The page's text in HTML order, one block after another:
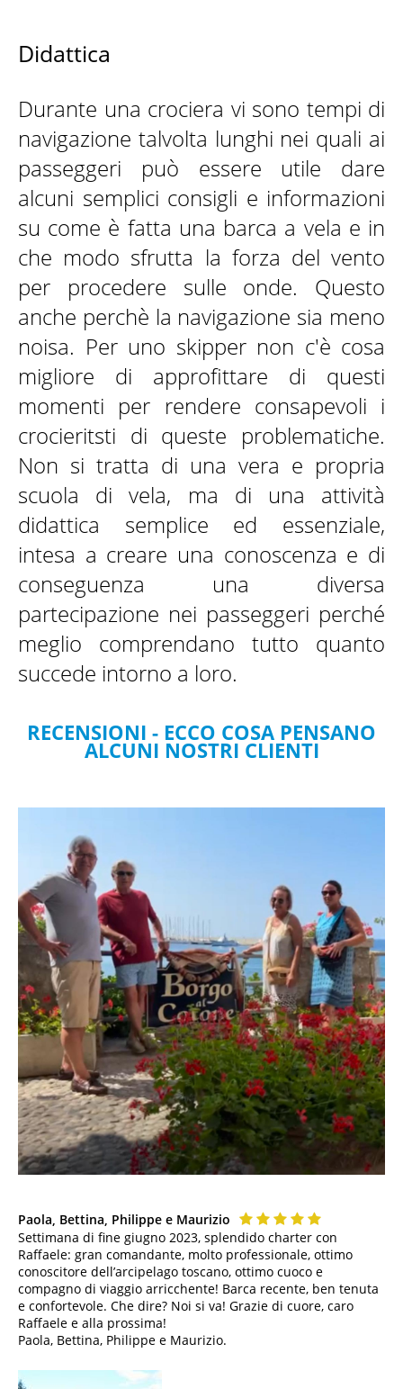
Didattica
Durante una crociera vi sono tempi di
navigazione talvolta lunghi nei quali ai
passeggeri può essere utile dare
alcuni semplici consigli e informazioni
su come è fatta una barca a vela e in
che modo sfrutta la forza del vento
per procedere sulle onde. Questo
anche perchè la navigazione sia meno
noisa. Per uno skipper non c'è cosa
migliore di approfittare di questi
momenti per rendere consapevoli i
crocieritsti di queste problematiche.
Non si tratta di una vera e propria
scuola di vela, ma di una attività
didattica semplice ed essenziale,
intesa a creare una conoscenza e di
conseguenza una diversa
partecipazione nei passeggeri perché
meglio comprendano tutto quanto
succede intorno a loro.
RECENSIONI - ECCO COSA PENSANO
ALCUNI NOSTRI CLIENTI
Paola, Bettina, Philippe e Maurizio
Settimana di fine giugno 2023, splendido charter con
Raffaele: gran comandante, molto professionale, ottimo
conoscitore dell’arcipelago toscano, ottimo cuoco e
compagno di viaggio arricchente! Barca recente, ben tenuta
e confortevole. Che dire? Noi si va! Grazie di cuore, caro
Raffaele e alla prossima!
Paola, Bettina, Philippe e Maurizio.